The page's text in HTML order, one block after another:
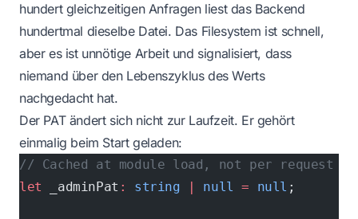
hundert gleichzeitigen Anfragen liest das Backend
hundertmal dieselbe Datei. Das Filesystem ist schnell,
aber es ist unnötige Arbeit und signalisiert, dass
niemand über den Lebenszyklus des Werts
nachgedacht hat.
Der PAT ändert sich nicht zur Laufzeit. Er gehört
einmalig beim Start geladen:
// Cached at module load, not per request
let _adminPat : string | null = null ;